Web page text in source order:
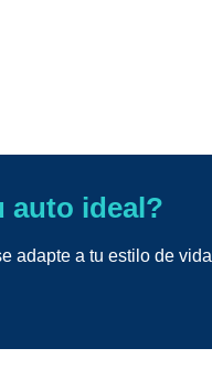
auto ideal?
adapte a tu estilo de vida